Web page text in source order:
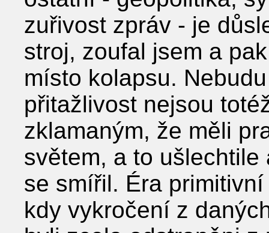
zuřivost zpráv - je
stroj, zoufal jsem a
místo kolapsu.
přitažlivost nejsou
zklamaným, že měli
světem, a to
se smířil. Éra
kdy vykročení z